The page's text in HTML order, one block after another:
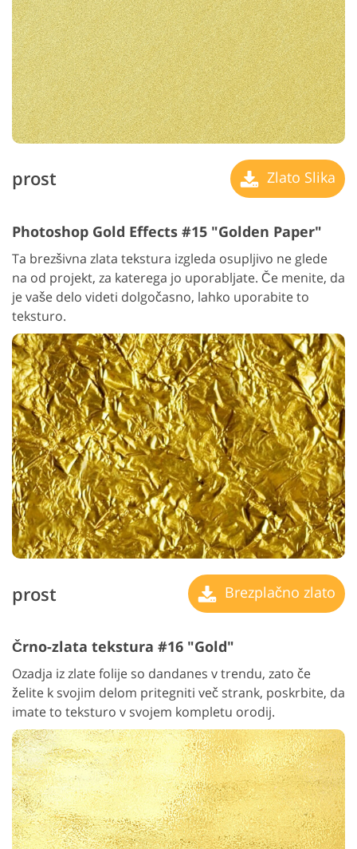
prost Zlato Slika
Photoshop Gold Effects #15 "Golden Paper"
Ta brezšivna zlata tekstura izgleda osupljivo ne glede
na od projekt, za katerega jo uporabljate. Če menite, da
je vaše delo videti dolgočasno, lahko uporabite to
teksturo.
prost Brezplačno zlato
Črno-zlata tekstura #16 "Gold"
Ozadja iz zlate folije so dandanes v trendu, zato če
želite k svojim delom pritegniti več strank, poskrbite, da
imate to teksturo v svojem kompletu orodij.